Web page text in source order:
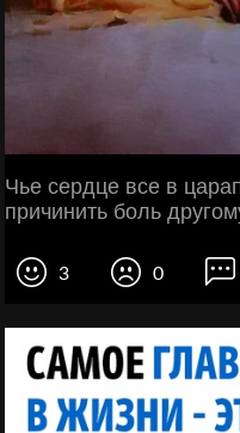
Чье сердце все в
причинить боль
3 0